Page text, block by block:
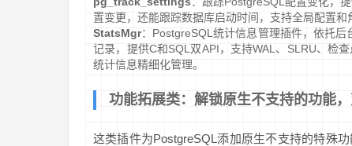
置变更，还能跟踪数据库启动时间，支持全局配置
StatsMgr：PostgreSQL统计信息管理插件，依托
记录，提供C和SQL双API，支持WAL、SLRU、检查
统计信息精细化管理。
功能拓展类：解锁原生不支持的功能
这类插件为PostgreSQL添加原生不支持的特殊